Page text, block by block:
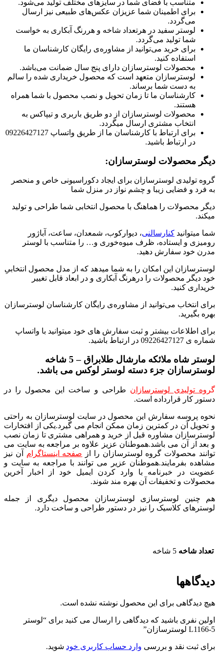
متناسب با فضای شما در سایزهای مختلف تولید می‌شود.
برای اطمینان شما عزیزان عکس‌های طبیعی نیز ارسال
می‌گردد.
لوستر سفید در هرتعداد شاخه و هررنگ آبکاری به خواست
شما تولید می‌گردد.
برای خرید می‌توانید از مشاوره‌ی رایگان کارشناسان ما
استفاده کنید.
محصولات لوسترسازان دارای پنج سال ضمانت می‌باشد.
لوسترسازان متعهد است که محصول خریداری شده را سالم
به دست شما برساند.
کارشناسان ما تا زمان تحویل و نصب محصول با شما همراه
هستند.
محصولات لوسترسازان از دو طریق باربری و تیپاکس به
انتخاب مشتری ارسال میگردد.
برای ارتباط با کارشناسان ما از طریق واتساپ 09226427127
در ارتباط باشید.
دیگر محصولات لوسترسازان:
گروه تولیدی لوسترسازان برای ایجاد دکوراسیونی خاص و منحصر
به فرد و فضایی زیبا و چشم نواز در منزل شما
دیگر محصولات را هماهنگ با محصول انتخابی شما طراحی و تولید
میکند.
شما میتوانید کنارسالنی، دیوارکوب، شمعدان، ساعت، آباژور
رومیزی و ایستاده، ظرف میوه‌خوری و… را متناسب با لوستر
مدرن خود سفارش دهید.
لوسترسازان این امکان را به شما میدهد که از مدل محصول انتخابیِ
خود دیگر محصولات را درهرنگ آبکاری و در ابعاد قابل تغییر
خریداری کنید.
برای انتخاب می‌توانید از مشاوره‌ی رایگان کارشناسان لوسترسازان
بهره بگیرید.
برای اطلاعات بیشتر و ثبت سفارش های خود میتوانید با واتساپ
شماره ی 09226427127 در ارتباط باشید.
لوستر شاه ملائکه مارشال طلابراق – 5 شاخه
لوسترسازان جزء دسته لوستر لوکس می باشد.
گر وه تولیدی لوسترسازان طراحی و ساخت این محصول را در
دستور کار قرارداده است.
نحوه پروسه سفارش این محصول در سایت لوسترسازان به راحتی
و تحویل آن در کمترین زمان ممکن انجام می گیرد.یکی از افتخارات
لوسترسازان مشاوره قبل از خرید و همراهی مشتری تا زمان نصب
و بعد از آن می باشد.هموطنان عزیز علاوه بر مراجعه به سایت می
توانند محصولات گروه لوسترسازان را از
صفحه اینستاگرام
آن نیز
مشاهده بفرمایند.هموطنان عزیر می توانند با مراجعه به سایت و
عضویت در خبرنامه با وارد کردن ایمیل خود از اخبار آخرین
محصولات و تخفیفات آن بهره مند شوند.
هم چنین لوسترسازی لوسترسازان محصول دیگری از جمله
لوسترهای کلاسیک را نیز در دستور طراحی و ساخت دارد.
تعداد شاخه 5 شاخه
دیدگاهها
هیچ دیدگاهی برای این محصول نوشته نشده است.
اولین نفری باشید که دیدگاهی را ارسال می کنید برای “لوستر
L1166-5 لوسترسازان”
برای ثبت نقد و بررسی وارد حساب کاربری خود شوید.